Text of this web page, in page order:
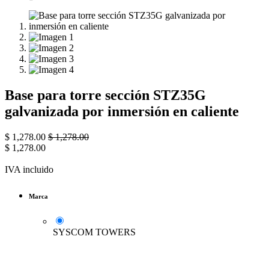
Base para torre sección STZ35G
galvanizada por inmersión en caliente
$ 1,278.00 $1,278.00
$ 1,278.00
IVA incluido
Marca
SYSCOM TOWERS